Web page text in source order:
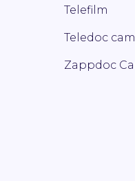
Telefilm
Teledoc
Zappdoc